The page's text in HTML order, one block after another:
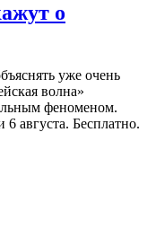
о
уже очень
волна»
феноменом.
августа. Бесплатно.